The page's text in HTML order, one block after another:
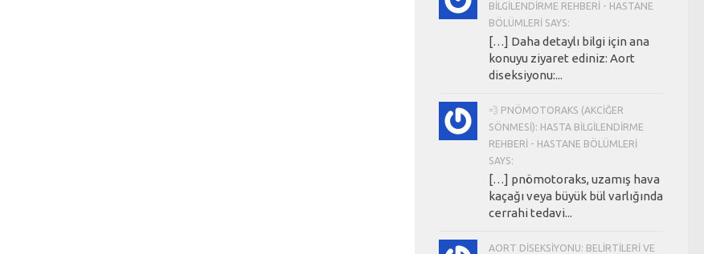
BILGILENDIRME REHBERI - HASTANE
BÖLÜMLERI SAYS:
[…] Daha detaylı bilgi için ana
konuyu ziyaret ediniz: Aort
diseksiyonu:...
💨 PNÖMOTORAKS (AKCIĞER
SÖNMESI): HASTA BILGILENDIRME
REHBERI - HASTANE BÖLÜMLERI
SAYS:
[…] pnömotoraks, uzamış hava
kaçağı veya büyük bül varlığında
cerrahi tedavi...
AORT DISEKSIYONU: BELIRTILERI VE